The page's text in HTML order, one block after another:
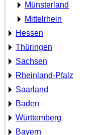
Münsterland
Mittelrhein
Hessen
Thüringen
Sachsen
Rheinland-Pfalz
Saarland
Baden
Württemberg
Bayern